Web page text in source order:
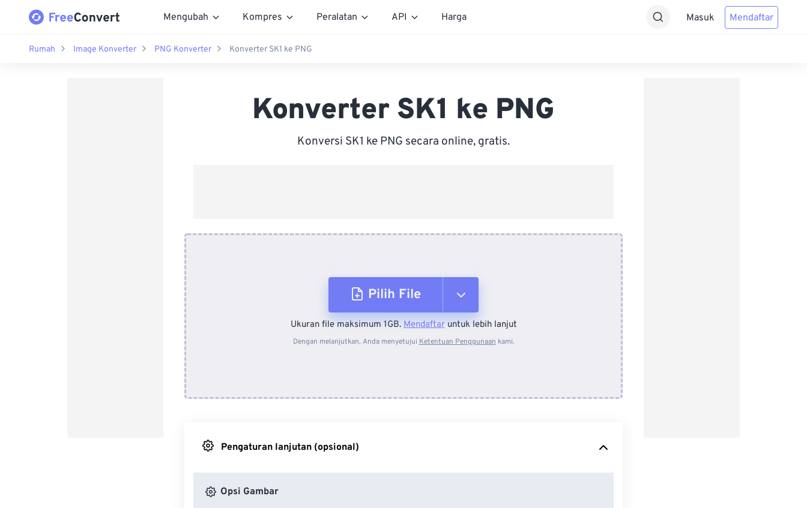
Mengubah Kompres Peralatan API Harga Masuk Mendaftar
Rumah Image Konverter PNG Konverter Konverter SK1 ke PNG
Konverter SK1 ke PNG
Konversi SK1 ke PNG secara online, gratis.
Pilih File
Dari Perangkat
Ukuran file maksimum 1GB.Mendaftaruntuk lebih lanjut
Dengan melanjutkan, Anda menyetujui Ketentuan Penggunaan kami.
Pengaturan lanjutan (opsional)
Opsi Gambar